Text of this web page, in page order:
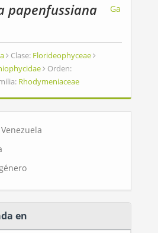
papenfussiana
Ga
Clase: Florideophyceae
Orden:
Rhodymeniaceae
en